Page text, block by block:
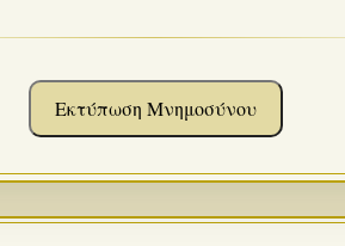
Εκτύπωση Μνημοσύνου